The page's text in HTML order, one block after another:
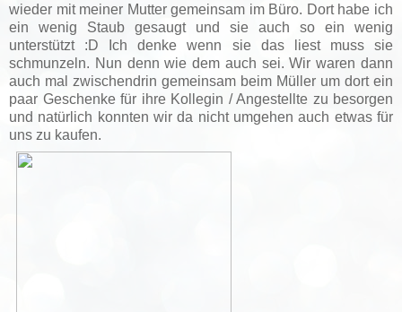
wieder mit meiner Mutter gemeinsam im Büro. Dort habe ich
ein wenig Staub gesaugt und sie auch so ein wenig
unterstützt :D Ich denke wenn sie das liest muss sie
schmunzeln. Nun denn wie dem auch sei. Wir waren dann
auch mal zwischendrin gemeinsam beim Müller um dort ein
paar Geschenke für ihre Kollegin / Angestellte zu besorgen
und natürlich konnten wir da nicht umgehen auch etwas für
uns zu kaufen.